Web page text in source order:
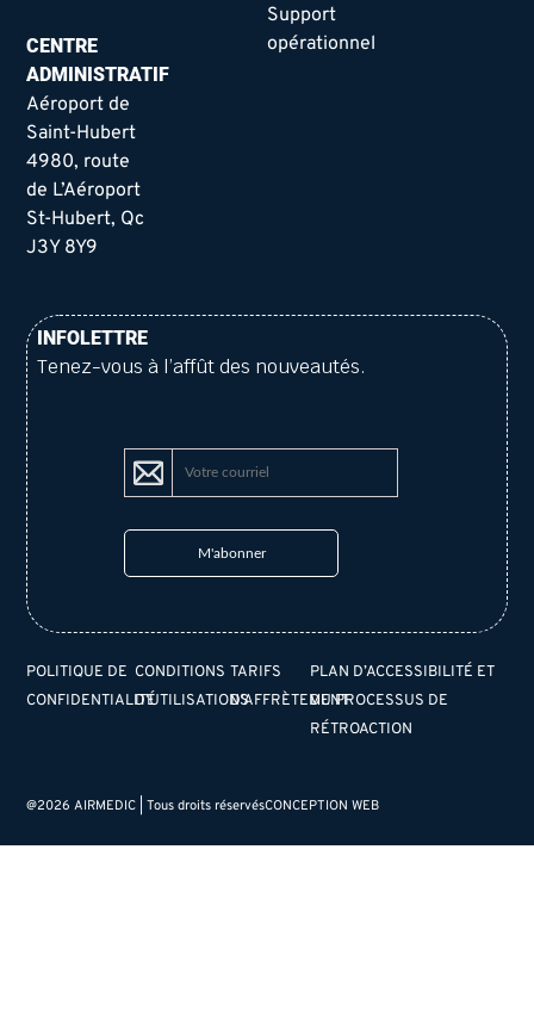
CENTRE
ADMINISTRATIF
Aéroport de
Saint-Hubert
4980, route
de L’Aéroport
St-Hubert, Qc
J3Y 8Y9
Support
opérationnel
INFOLETTRE
Tenez-vous à l’affût des nouveautés.
POLITIQUE DE
CONFIDENTIALITÉ
CONDITIONS
D’UTILISATIONS
TARIFS
D’AFFRÈTEMENT
PLAN D’ACCESSIBILITÉ ET
DU PROCESSUS DE
RÉTROACTION
@2026 AIRMEDIC | Tous droits réservésCONCEPTION WEB